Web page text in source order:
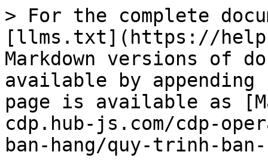
> For the complete
[llms.txt](https://
Markdown versions of
available by
page is available as
cdp.hub-js.com/cdp-
ban-hang/quy-trinh-